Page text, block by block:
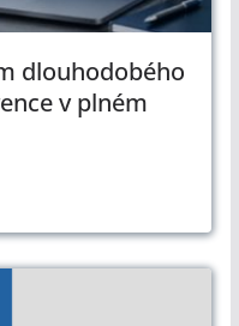
dlouhodobého
v plném